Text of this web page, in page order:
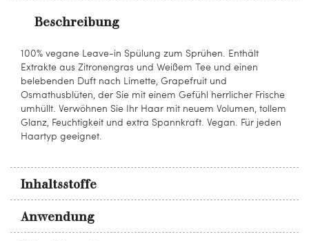
Beschreibung
100% vegane Leave-in Spülung zum Sprühen. Enthält
Extrakte aus Zitronengras und Weißem Tee und einen
belebenden Duft nach Limette, Grapefruit und
Osmathusblüten, der Sie mit einem Gefühl herrlicher Frische
umhüllt. Verwöhnen Sie Ihr Haar mit neuem Volumen, tollem
Glanz, Feuchtigkeit und extra Spannkraft. Vegan. Für jeden
Haartyp geeignet.
Inhaltsstoffe
Anwendung